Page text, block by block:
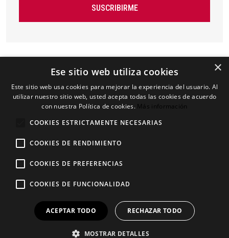
SUSCRIBIRME
Política de cookies
Afíliate
×
Ese sitio web utiliza cookies
Este sitio web usa cookies para mejorar la experiencia del usuario. Al
utilizar nuestro sitio web, usted acepta todas las cookies de acuerdo
con nuestra Política de cookies. Más información
COOKIES ESTRICTAMENTE NECESARIAS
COOKIES DE RENDIMIENTO
COOKIES DE PREFERENCIAS
COOKIES DE FUNCIONALIDAD
ACEPTAR TODO RECHAZAR TODO
MOSTRAR DETALLES